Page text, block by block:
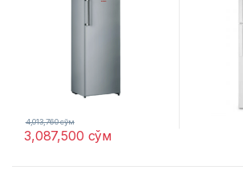
3,087,500 сўм
4,013,760сўм